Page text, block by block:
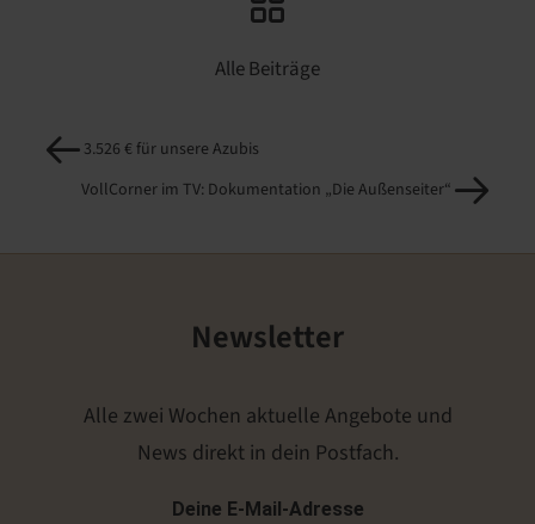
Alle Beiträge
3.526 € für unsere Azubis
VollCorner im TV: Dokumentation „Die Außenseiter“
Newsletter
Alle zwei Wochen aktuelle Angebote und
News direkt in dein Postfach.
Deine E-Mail-Adresse